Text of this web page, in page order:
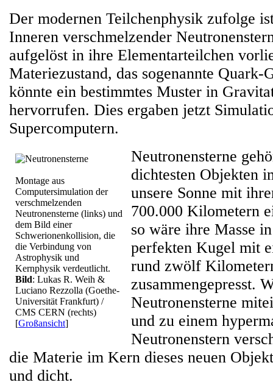
Der modernen Teilchenphysik zufolge
Inneren verschmelzender
aufgelöst in ihre Elementarteilchen
Materiezustand, das sogenannte Quark-
könnte ein bestimmtes Muster in
hervorrufen. Dies ergaben jetzt
Supercomputern.
Montage aus
Computersimulation der
verschmelzenden
Neutronensterne (links) und
dem Bild einer
Schwerionenkollision, die
die Verbindung von
Astrophysik und
Kernphysik verdeutlicht.
Bild: Lukas R. Weih &
Luciano Rezzolla (Goethe-
Universität Frankfurt) /
CMS CERN (rechts)
[Großansicht]
Neutronensterne
dichtesten Objekten
unsere Sonne mit
700.000 Kilometern
so wäre ihre Masse
perfekten Kugel mit
rund zwölf
zusammengepresst.
Neutronensterne
und zu einem
Neutronenstern
die Materie im Kern dieses neuen
und dicht.